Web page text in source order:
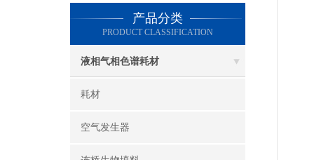
产品分类
PRODUCT CLASSIFICATION
液相气相色谱耗材
耗材
空气发生器